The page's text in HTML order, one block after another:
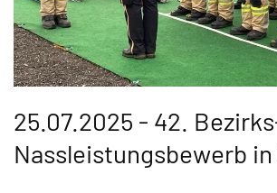
25.07.2025 - 42.
Nassleistungsbewerb